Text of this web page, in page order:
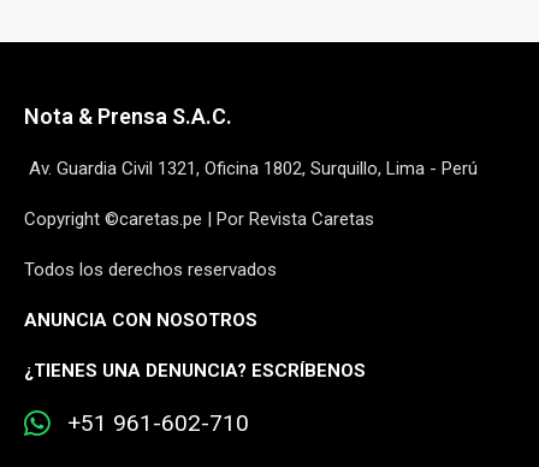
Nota & Prensa S.A.C.
Av. Guardia Civil 1321, Oficina 1802, Surquillo, Lima - Perú
Copyright ©caretas.pe | Por Revista Caretas
Todos los derechos reservados
ANUNCIA CON NOSOTROS
¿TIENES UNA DENUNCIA? ESCRÍBENOS
+51 961-602-710